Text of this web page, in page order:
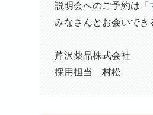
説明会へのご予約は
みなさんとお会いでき
芹沢薬品株式会社
採用担当 村松